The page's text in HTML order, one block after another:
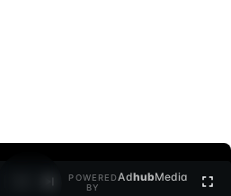
POWERED
BY
AdhubMedia